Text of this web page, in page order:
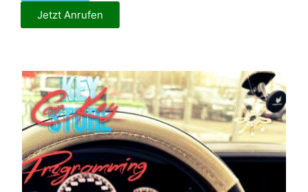
Jetzt Anrufen